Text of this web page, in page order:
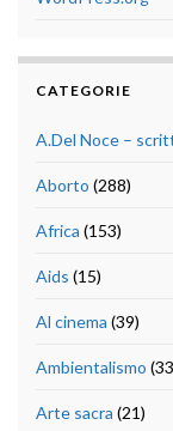
CATEGORIE
A.Del Noce –
Aborto (288)
Africa (153)
Aids (15)
Al cinema (39)
Ambientalismo
Arte sacra (21)